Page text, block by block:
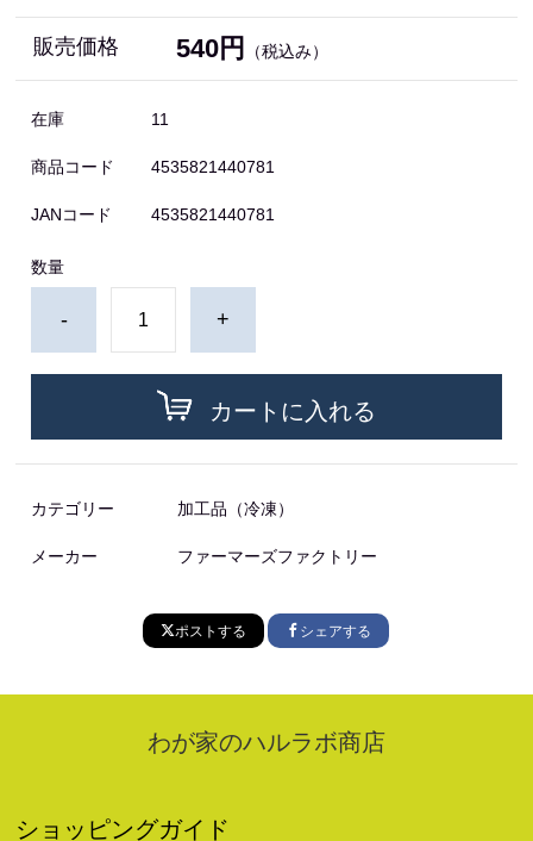
販売価格 540円 （税込み）
在庫 11
商品コード 4535821440781
JANコード 4535821440781
数量
- +
カートに入れる
カテゴリー 加工品（冷凍）
メーカー ファーマーズファクトリー
ポストする シェアする
わが家のハルラボ商店
ショッピングガイド